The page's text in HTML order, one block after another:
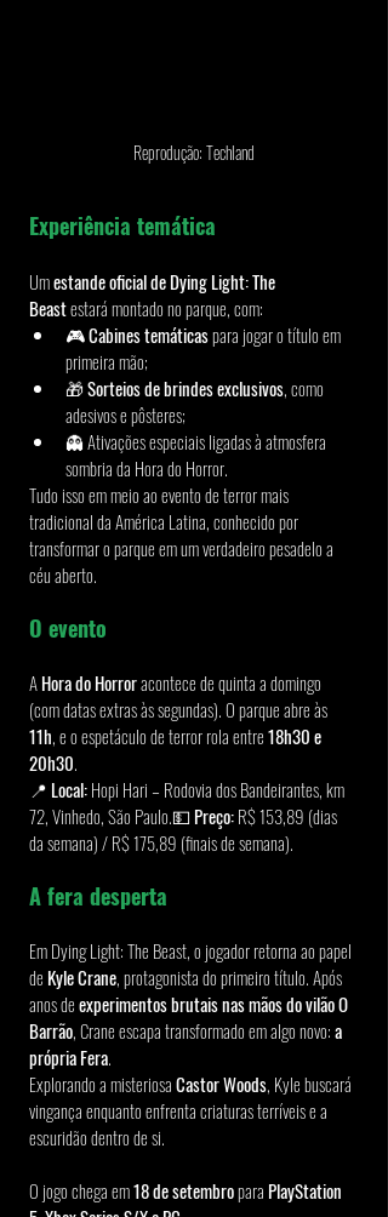
Reprodução: Techland
Experiência temática
Um estande oficial de Dying Light: The
Beast estará montado no parque, com:
🎮 Cabines temáticas para jogar o título em
primeira mão;
🎁 Sorteios de brindes exclusivos, como
adesivos e pôsteres;
👻 Ativações especiais ligadas à atmosfera
sombria da Hora do Horror.
Tudo isso em meio ao evento de terror mais
tradicional da América Latina, conhecido por
transformar o parque em um verdadeiro pesadelo a
céu aberto.
O evento
A Hora do Horror acontece de quinta a domingo
(com datas extras às segundas). O parque abre às
11h, e o espetáculo de terror rola entre 18h30 e
20h30.
📍 Local: Hopi Hari – Rodovia dos Bandeirantes, km
72, Vinhedo, São Paulo.💵 Preço: R$ 153,89 (dias
da semana) / R$ 175,89 (finais de semana).
A fera desperta
Em Dying Light: The Beast, o jogador retorna ao papel
de Kyle Crane, protagonista do primeiro título. Após
anos de experimentos brutais nas mãos do vilão O
Barrão, Crane escapa transformado em algo novo: a
própria Fera.
Explorando a misteriosa Castor Woods, Kyle buscará
vingança enquanto enfrenta criaturas terríveis e a
escuridão dentro de si.
O jogo chega em 18 de setembro para PlayStation